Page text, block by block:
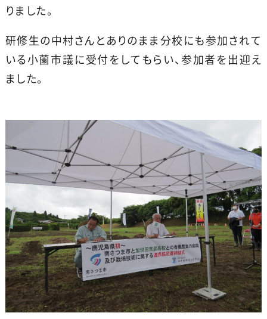
りました。
研修生の中村さんとありのまま分校にも参加されて
いる小薗市議に受付をしてもらい、参加者を出迎え
ました。